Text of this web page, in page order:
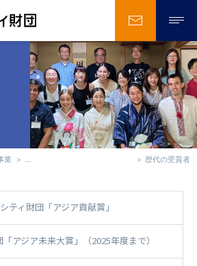
業 西日本シティ財団「アジア貢献賞」 歴代の受賞者
ティ財団「アジア貢献賞」
アジア未来大賞」（2025年度まで）